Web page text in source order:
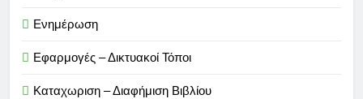
Ενημέρωση
Εφαρμογές – Δικτυακοί Τόποι
Καταχωριση – Διαφήμιση Βιβλίου